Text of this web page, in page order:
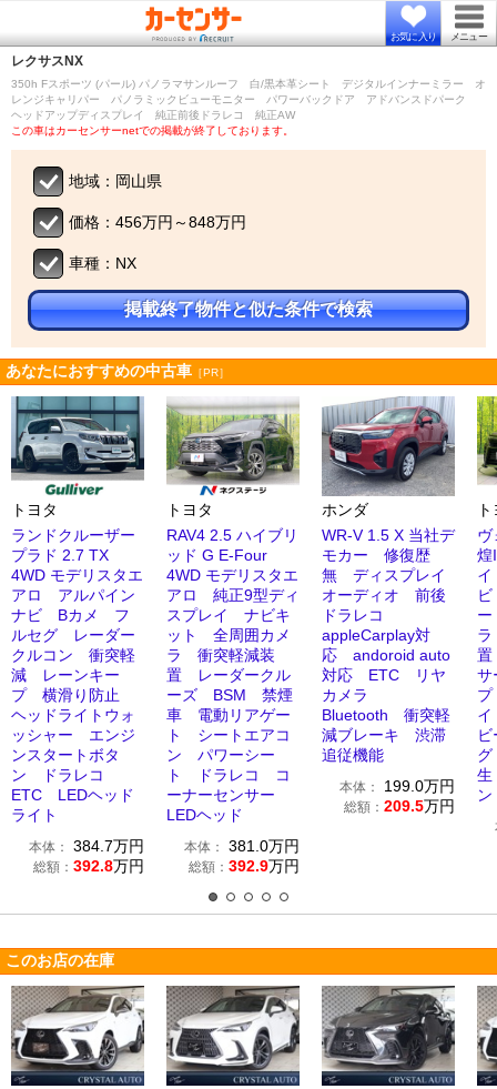
お気に入り メニュー
レクサス NX
350h Fスポーツ (パール) パノラマサンルーフ 白/黒本革シート デジタルインナーミラー オ
レンジキャリパー パノラミックビューモニター パワーバックドア アドバンスドパーク
ヘッドアップディスプレイ 純正前後ドラレコ 純正AW
この車はカーセンサーnetでの掲載が終了しております。
地域：岡山県
価格：456万円～848万円
車種：NX
掲載終了物件と似た条件で検索
あなたにおすすめの中古車 ［PR］
トヨタ
ランドクルーザー
プラド 2.7 TX
4WD モデリスタエ
アロ アルパイン
ナビ Bカメ フ
ルセグ レーダー
クルコン 衝突軽
減 レーンキー
プ 横滑り防止
ヘッドライトウォ
ッシャー エンジ
ンスタートボタ
ン ドラレコ
ETC LEDヘッド
ライト
本体： 384.7万円
総額： 392.8万円
トヨタ
RAV4 2.5 ハイブリ
ッド G E-Four
4WD モデリスタエ
アロ 純正9型ディ
スプレイ ナビキ
ット 全周囲カメ
ラ 衝突軽減装
置 レーダークル
ーズ BSM 禁煙
車 電動リアゲー
ト シートエアコ
ン パワーシー
ト ドラレコ コ
ーナーセンサー
LEDヘッド
本体： 381.0万円
総額： 392.9万円
ホンダ
WR-V 1.5 X 当社デ
モカー 修復歴
無 ディスプレイ
オーディオ 前後
ドラレコ
appleCarplay対
応 andoroid auto
対応 ETC リヤ
カメラ
Bluetooth 衝突軽
減ブレーキ 渋滞
追従機能
本体： 199.0万円
総額： 209.5万円
ヴ
煌
置
サ
ン
このお店の在庫